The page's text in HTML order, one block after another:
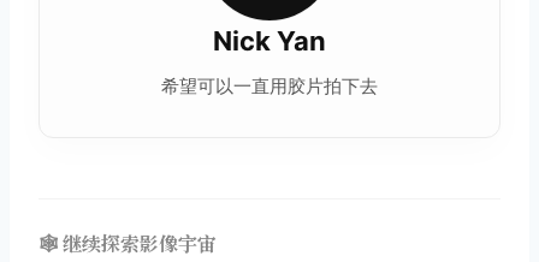
Nick Yan
希望可以一直用胶片拍下去
🕸️ 继续探索影像宇宙